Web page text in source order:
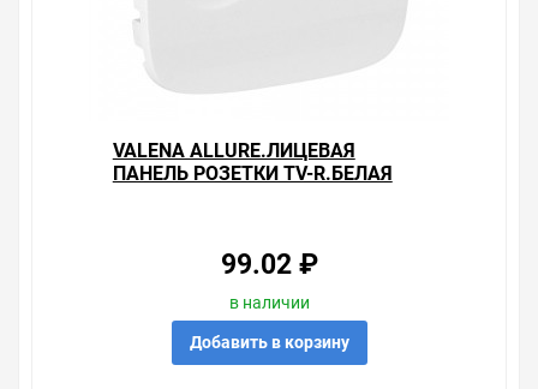
VALENA ALLURE.ЛИЦЕВАЯ
ПАНЕЛЬ РОЗЕТКИ TV-R.БЕЛАЯ
99.02 ₽
в наличии
Добавить в корзину